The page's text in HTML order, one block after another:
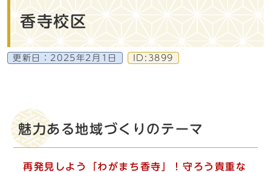
香寺校区
更新日： 2025年2月1日 ID:3899
魅力ある地域づくりのテーマ
再発見しよう「わがまち香寺」！守ろう貴重な